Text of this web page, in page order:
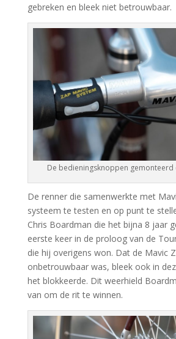
gebreken en bleek niet betrouwbaar.
De bedieningsknoppen gemonteerd
De renner die samenwerkte met
systeem te testen en op punt te
Chris Boardman die het bijna 8 jaar
eerste keer in de proloog van de
die hij overigens won. Dat de Mavic
onbetrouwbaar was, bleek ook in
het blokkeerde. Dit weerhield
van om de rit te winnen.